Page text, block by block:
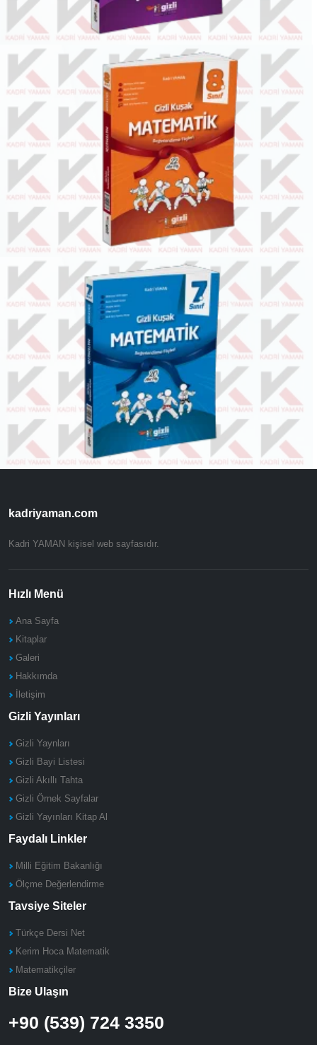
kadriyaman.com
Kadri YAMAN kişisel web sayfasıdır.
Hızlı Menü
Ana Sayfa
Kitaplar
Galeri
Hakkımda
İletişim
Gizli Yayınları
Gizli Yaynları
Gizli Bayi Listesi
Gizli Akıllı Tahta
Gizli Örnek Sayfalar
Gizli Yayınları Kitap Al
Faydalı Linkler
Milli Eğitim Bakanlığı
Ölçme Değerlendirme
Tavsiye Siteler
Türkçe Dersi Net
Kerim Hoca Matematik
Matematikçiler
Bize Ulaşın
+90 (539) 724 3350